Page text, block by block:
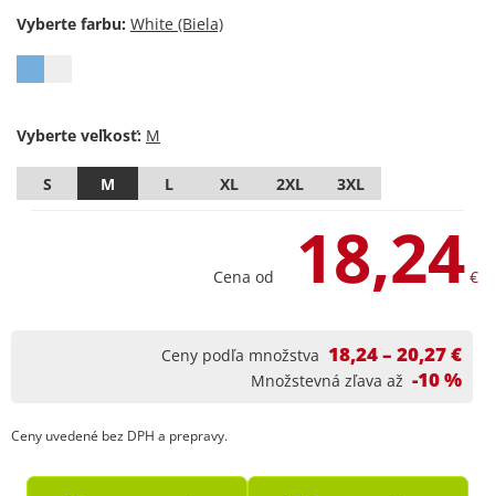
Vyberte farbu:
Vyberte veľkosť:
S M L XL 2XL 3XL
Cena od 18,24 €
Ceny podľa množstva 18,24 – 20,27 €
Množstevná zľava až -10 %
Ceny uvedené bez DPH a prepravy.